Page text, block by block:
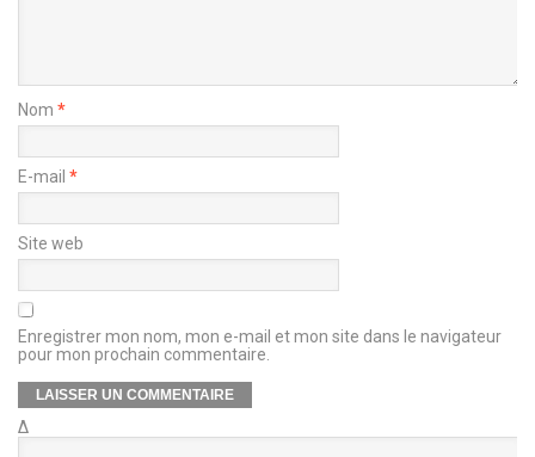
Nom *
E-mail *
Site web
Enregistrer mon nom, mon e-mail et mon site dans le navigateur
pour mon prochain commentaire.
Δ